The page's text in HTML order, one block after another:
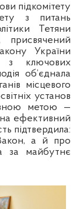
підкомітету
з питань
Тетяни
присвячений
України
з ключових
об’єднала
місцевого
установ
метою —
ефективний
підтвердила:
а й про
за майбутнє